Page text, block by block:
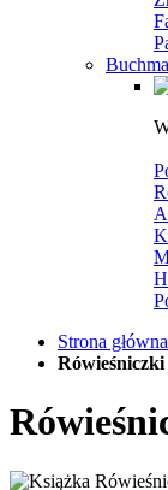
Strona główna
Rówieśniczki